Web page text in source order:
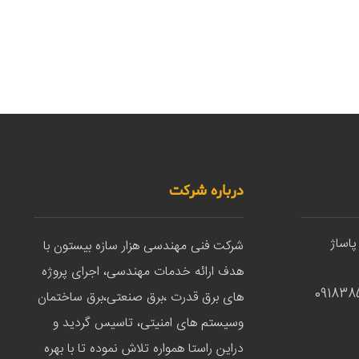
درباره شرکت
شرکت فنی مهندسی هزار سازه بیستون با
هدف ارائه خدمات مهندسی، اجرای پروژه
های برق قدرت ،برق صنعتی،برق ساختمان
وسیستم های امنیتی، تاسیس گردید و
دراین راستا همواره تلاش نموده تا با بهره